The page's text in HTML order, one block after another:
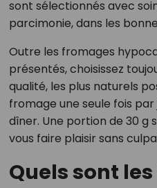
sont sélectionnés avec
parcimonie, dans les
Outre les fromages
présentés, choisissez
qualité, les plus naturels
fromage une seule fois par
dîner. Une portion de 30
vous faire plaisir sans
Quels sont